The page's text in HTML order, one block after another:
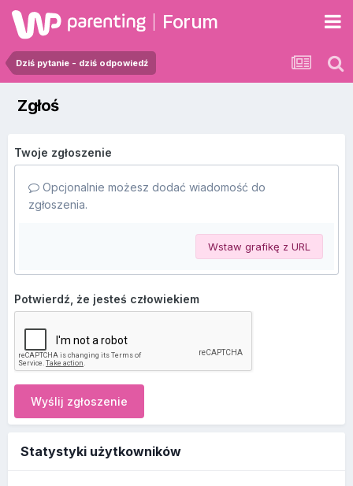
Forum
Dziś pytanie - dziś odpowiedź
Zgłoś
Twoje zgłoszenie
Opcjonalnie możesz dodać wiadomość do
zgłoszenia.
Wstaw grafikę z URL
Potwierdź, że jesteś człowiekiem
Wyślij zgłoszenie
Statystyki użytkowników